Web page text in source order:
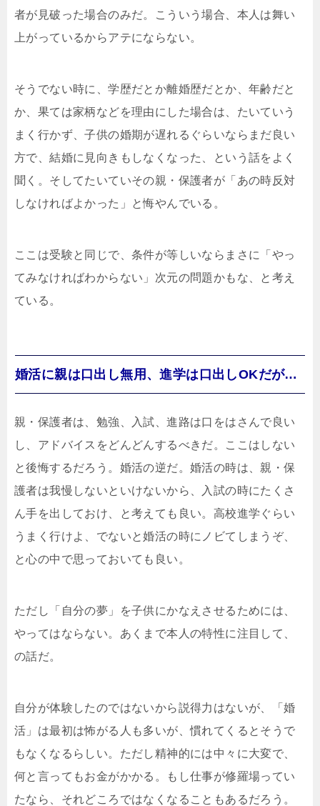
者が見破った場合のみだ。こういう場合、本人は舞い
上がっているからアテにならない。
そうでない時に、学歴だとか離婚歴だとか、年齢だと
か、果ては家柄などを理由にした場合は、たいていう
まく行かず、子供の婚期が遅れるぐらいならまだ良い
方で、結婚に見向きもしなくなった、という話をよく
聞く。そしてたいていその親・保護者が「あの時反対
しなければよかった」と悔やんでいる。
ここは受験と同じで、条件が等しいならまさに「やっ
てみなければわからない」次元の問題かもな、と考え
ている。
婚活に親は口出し無用、進学は口出しOKだが…
親・保護者は、勉強、入試、進路は口をはさんで良い
し、アドバイスをどんどんするべきだ。ここはしない
と後悔するだろう。婚活の逆だ。婚活の時は、親・保
護者は我慢しないといけないから、入試の時にたくさ
ん手を出しておけ、と考えても良い。高校進学ぐらい
うまく行けよ、でないと婚活の時にノビてしまうぞ、
と心の中で思っておいても良い。
ただし「自分の夢」を子供にかなえさせるためには、
やってはならない。あくまで本人の特性に注目して、
の話だ。
自分が体験したのではないから説得力はないが、「婚
活」は最初は怖がる人も多いが、慣れてくるとそうで
もなくなるらしい。ただし精神的には中々に大変で、
何と言ってもお金がかかる。もし仕事が修羅場ってい
たなら、それどころではなくなることもあるだろう。